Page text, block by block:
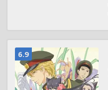
6.9